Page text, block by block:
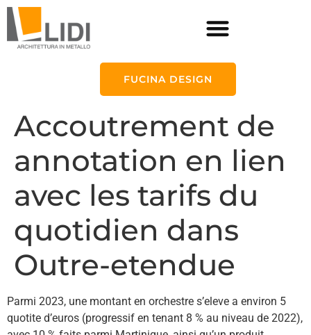
FUCINA DESIGN
Accoutrement de
annotation en lien
avec les tarifs du
quotidien dans
Outre-etendue
Parmi 2023, une montant en orchestre s’eleve a environ 5
quotite d’euros (progressif en tenant 8 % au niveau de 2022),